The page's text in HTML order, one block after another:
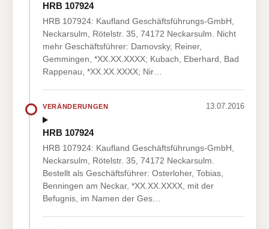
HRB 107924
HRB 107924: Kaufland Geschäftsführungs-GmbH,
Neckarsulm, Rötelstr. 35, 74172 Neckarsulm. Nicht
mehr Geschäftsführer: Damovsky, Reiner,
Gemmingen, *XX.XX.XXXX; Kubach, Eberhard, Bad
Rappenau, *XX.XX.XXXX; Nir…
VERÄNDERUNGEN 13.07.2016
HRB 107924
HRB 107924: Kaufland Geschäftsführungs-GmbH,
Neckarsulm, Rötelstr. 35, 74172 Neckarsulm.
Bestellt als Geschäftsführer: Osterloher, Tobias,
Benningen am Neckar, *XX.XX.XXXX, mit der
Befugnis, im Namen der Ges…